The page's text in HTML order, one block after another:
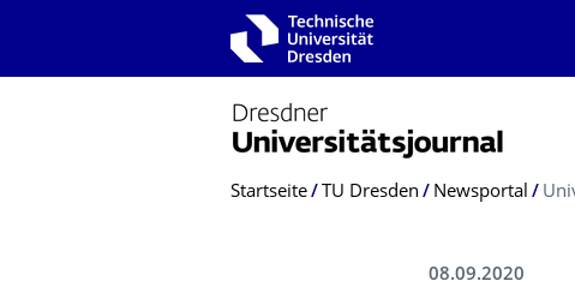
Zur Hauptnavigation springen
Breadcrumb-Menü
Startseite TU Dresden Newsportal
08.09.2020